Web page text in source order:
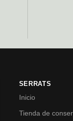
SERRATS
Inicio
Tienda de